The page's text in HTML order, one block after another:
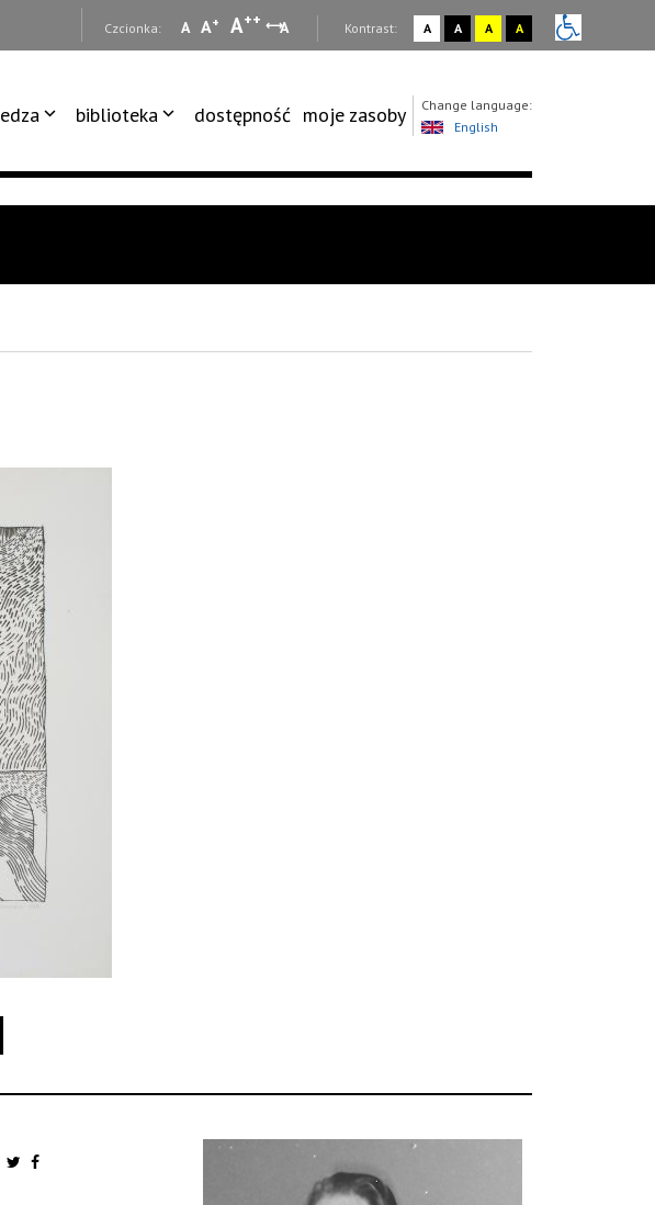
Czcionka: A A+ A++ A Kontrast: A A A A
biblioteka dostępność moje zasoby
Change language:
English